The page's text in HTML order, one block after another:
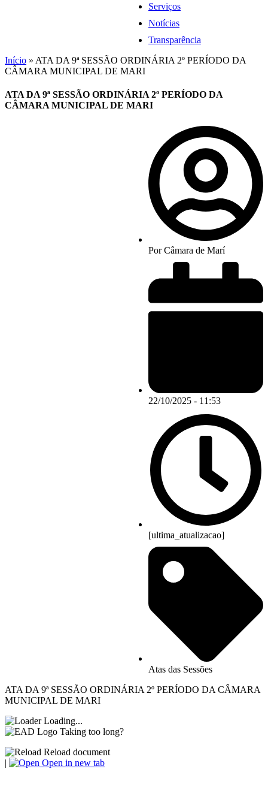
Serviços
Notícias
Transparência
Início » ATA DA 9ª SESSÃO ORDINÁRIA 2º PERÍODO DA
CÂMARA MUNICIPAL DE MARI
ATA DA 9ª SESSÃO ORDINÁRIA 2º PERÍODO DA
CÂMARA MUNICIPAL DE MARI
PorCâmara de Marí
22/10/2025 - 11:53
[ultima_atualizacao]
Atas das Sessões
ATA DA 9ª SESSÃO ORDINÁRIA 2º PERÍODO DA CÂMARA
MUNICIPAL DE MARI
Loading...
Taking too long?
Reload document
|
Open in new tab